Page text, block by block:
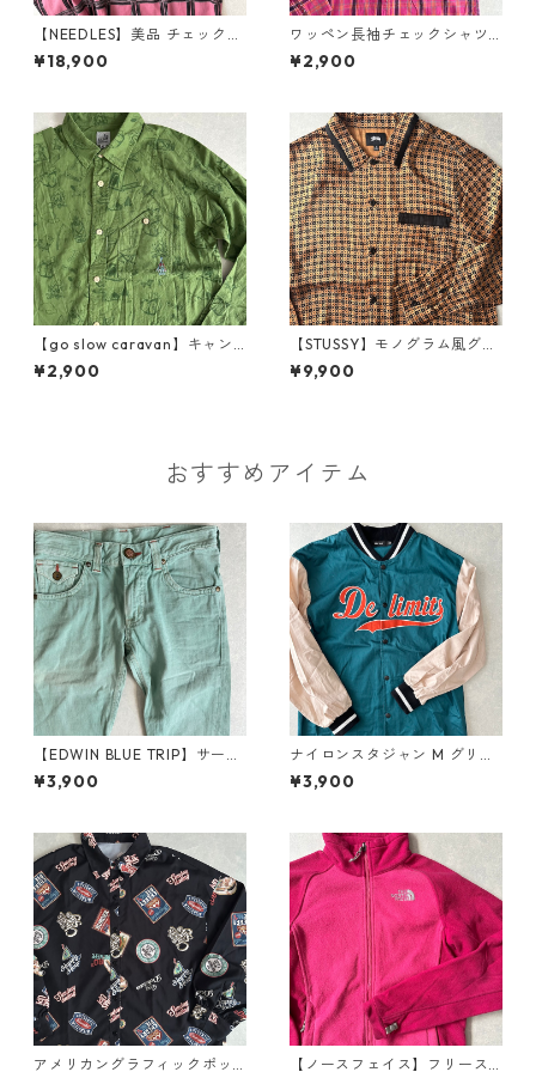
【NEEDLES】美品 チェック柄
バタフライ長袖シャツ M 古着
メンズ
¥18,900
ワッペン長袖チェックシャツ
チェック柄 L 古着 メンズ
¥2,900
【go slow caravan】キャン
プ柄ロゴ刺繍長袖シャツ 総柄
3 古着 メンズ
¥2,900
【STUSSY】モノグラム風グラ
フィカル総柄シャツ 総柄 M 古
着 メンズ
¥9,900
おすすめアイテム
【EDWIN BLUE TRIP】サーフ
テイストベルボトムデニムパ
ンツ グリーン 30 古着 メンズ
¥3,900
ナイロンスタジャン M グリー
ン×ベージュ 古着 メンズ
¥3,900
アメリカングラフィックポッ 【ノースフェイス】フリース